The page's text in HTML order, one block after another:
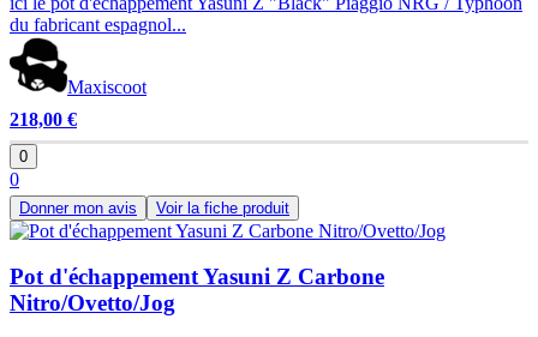
du fabricant espagnol...
Maxiscoot
218,00 €
0
0
Donner mon avis Voir la fiche produit
Pot d'échappement Yasuni Z Carbone
Nitro/Ovetto/Jog